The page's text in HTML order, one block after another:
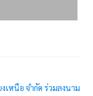
หนือ จำกัด ร่วมลงนาม